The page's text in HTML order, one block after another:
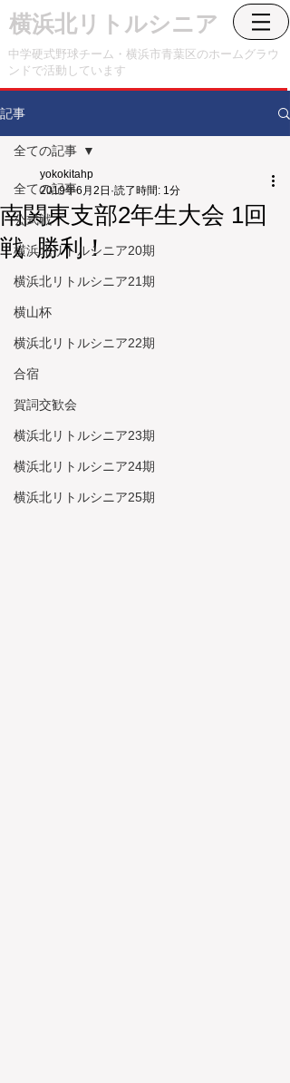
横浜北リトルシニア
中学硬式野球チーム・横浜市青葉区のホームグラウ
ンドで活動しています
記事
全ての記事
公式戦
横浜北リトルシニア20期
横浜北リトルシニア21期
横山杯
横浜北リトルシニア22期
合宿
賀詞交歓会
横浜北リトルシニア23期
横浜北リトルシニア24期
横浜北リトルシニア25期
全ての記事
南関東支部2年生大会 1回
戦 勝利！
yokokitahp
2019年6月2日 読了時間: 1分